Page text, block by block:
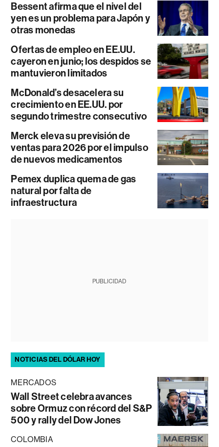
Bessent afirma que el nivel del
yen es un problema para Japón y
otras monedas
Ofertas de empleo en EE.UU.
cayeron en junio; los despidos se
mantuvieron limitados
McDonald’s desacelera su
crecimiento en EE.UU. por
segundo trimestre consecutivo
Merck eleva su previsión de
ventas para 2026 por el impulso
de nuevos medicamentos
Pemex duplica quema de gas
natural por falta de
infraestructura
PUBLICIDAD
NOTICIAS DEL DÓLAR HOY
MERCADOS
Wall Street celebra avances
sobre Ormuz con récord del S&P
500 y rally del Dow Jones
COLOMBIA